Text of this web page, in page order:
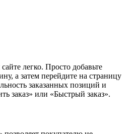
легко. Просто добавьте
а затем перейдите на страницу
заказанных позиций и
заказ» или «Быстрый заказ».